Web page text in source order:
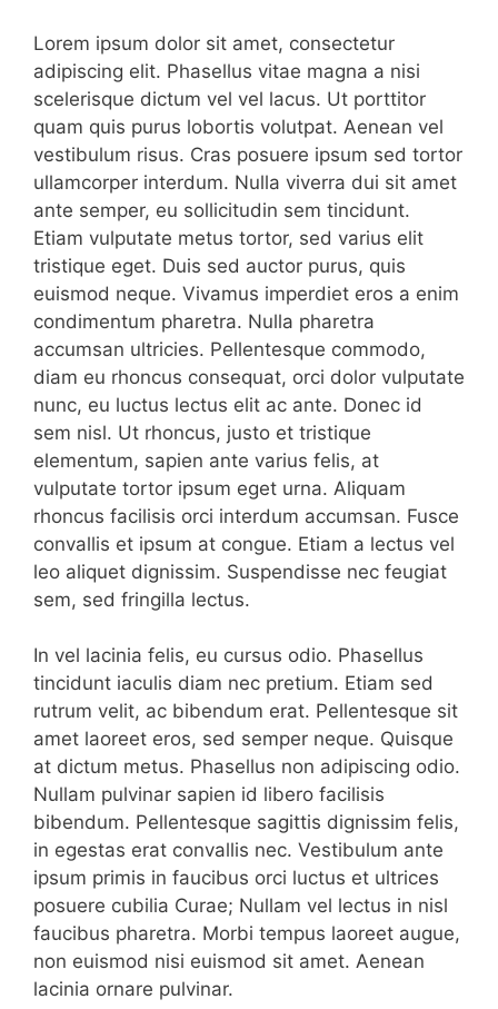
Lorem ipsum dolor sit amet, consectetur
adipiscing elit. Phasellus vitae magna a nisi
scelerisque dictum vel vel lacus. Ut porttitor
quam quis purus lobortis volutpat. Aenean vel
vestibulum risus. Cras posuere ipsum sed tortor
ullamcorper interdum. Nulla viverra dui sit amet
ante semper, eu sollicitudin sem tincidunt.
Etiam vulputate metus tortor, sed varius elit
tristique eget. Duis sed auctor purus, quis
euismod neque. Vivamus imperdiet eros a enim
condimentum pharetra. Nulla pharetra
accumsan ultricies. Pellentesque commodo,
diam eu rhoncus consequat, orci dolor vulputate
nunc, eu luctus lectus elit ac ante. Donec id
sem nisl. Ut rhoncus, justo et tristique
elementum, sapien ante varius felis, at
vulputate tortor ipsum eget urna. Aliquam
rhoncus facilisis orci interdum accumsan. Fusce
convallis et ipsum at congue. Etiam a lectus vel
leo aliquet dignissim. Suspendisse nec feugiat
sem, sed fringilla lectus.
In vel lacinia felis, eu cursus odio. Phasellus
tincidunt iaculis diam nec pretium. Etiam sed
rutrum velit, ac bibendum erat. Pellentesque sit
amet laoreet eros, sed semper neque. Quisque
at dictum metus. Phasellus non adipiscing odio.
Nullam pulvinar sapien id libero facilisis
bibendum. Pellentesque sagittis dignissim felis,
in egestas erat convallis nec. Vestibulum ante
ipsum primis in faucibus orci luctus et ultrices
posuere cubilia Curae; Nullam vel lectus in nisl
faucibus pharetra. Morbi tempus laoreet augue,
non euismod nisi euismod sit amet. Aenean
lacinia ornare pulvinar.